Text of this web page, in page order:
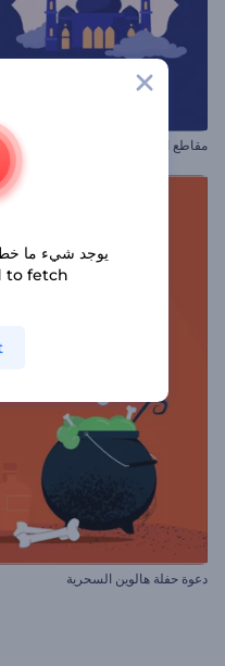
مقاطع المولد النبوي
دعوة حفلة هالوين السحرية
to fetch